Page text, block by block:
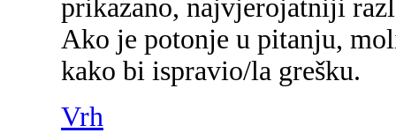
prikazano, najvjerojatniji
Ako je potonje u pitanju,
kako bi ispravio/la grešku.
Vrh